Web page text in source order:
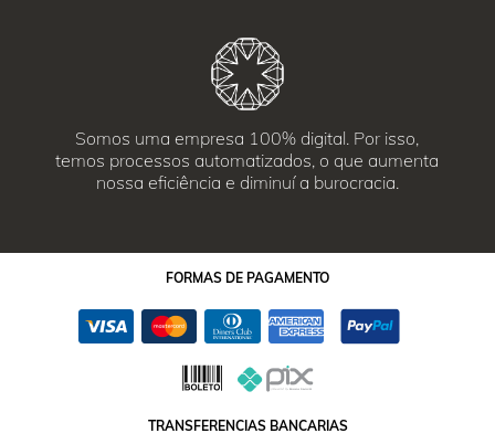
Somos uma empresa 100% digital. Por isso,
temos processos automatizados, o que aumenta
nossa eficiência e diminuí a burocracia.
FORMAS DE PAGAMENTO
TRANSFERENCIAS BANCARIAS